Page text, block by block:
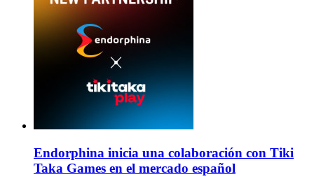
Endorphina inicia una colaboración con Tiki
Taka Games en el mercado español